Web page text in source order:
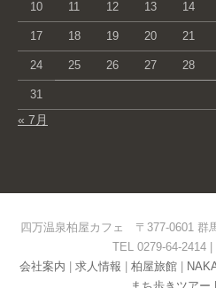
10 11 12 13 14
17 18 19 20 21
24 25 26 27 28
31
« 7月
四万温泉柏屋カフェ 〒377-0601 群
TEL 0279-64-2414 |
会社案内
求人情報 柏屋旅館|